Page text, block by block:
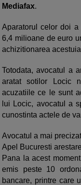
Mediafax.
Aparatorul celor doi
6,4 milioane de euro
achizitionarea
Totodata, avocatul a
aratat sotilor Locic
acuzatiile ce le sunt
lui Locic, avocatul a
cunostinta actele de
Avocatul a mai
Apel Bucuresti
Pana la acest
emis peste 10
bancare, printre care